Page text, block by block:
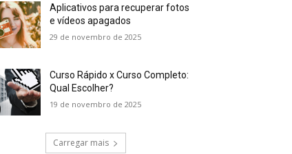
Aplicativos para recuperar fotos
e vídeos apagados
29 de novembro de 2025
Curso Rápido x Curso Completo:
Qual Escolher?
19 de novembro de 2025
Carregar mais